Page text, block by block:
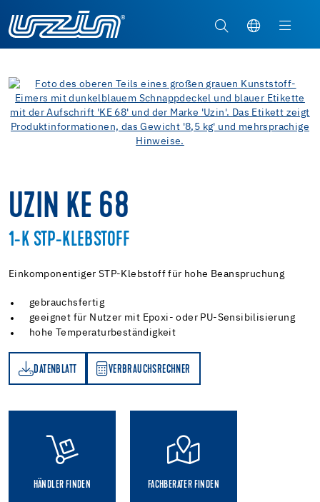
UZIN KE 68
1-K STP-KLEBSTOFF
Einkomponentiger STP-Klebstoff für hohe Beanspruchung
gebrauchsfertig
geeignet für Nutzer mit Epoxi- oder PU-Sensibilisierung
hohe Temperaturbeständigkeit
DATENBLATT VERBRAUCHSRECHNER
HÄNDLER FINDEN FACHBERATER FINDEN